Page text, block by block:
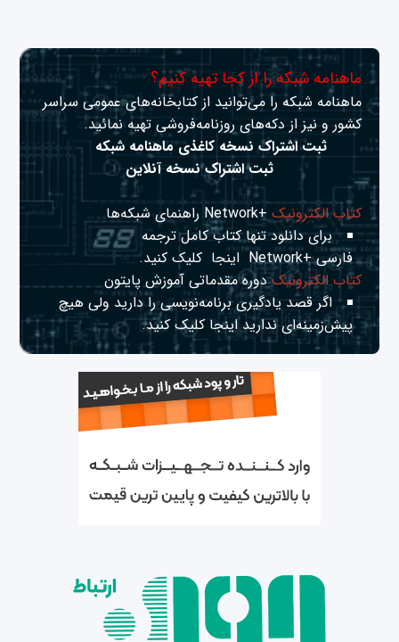
ماهنامه شبکه را از کجا تهیه کنیم؟
ماهنامه شبکه را می‌توانید از کتابخانه‌های عمومی سراسر
کشور و نیز از دکه‌های روزنامه‌فروشی تهیه نمائید.
ثبت اشتراک نسخه کاغذی ماهنامه شبکه
ثبت اشتراک نسخه آنلاین
کتاب الکترونیک+Network راهنمای شبکه‌ها
برای دانلود تنها کتاب کامل ترجمه
فارسی +Network
اینجا کلیک کنید.
کتاب الکترونیکدوره مقدماتی آموزش پایتون
اگر قصد یادگیری برنامه‌نویسی را دارید ولی هیچ
پیش‌زمینه‌ای نداریداینجا کلیک کنید.